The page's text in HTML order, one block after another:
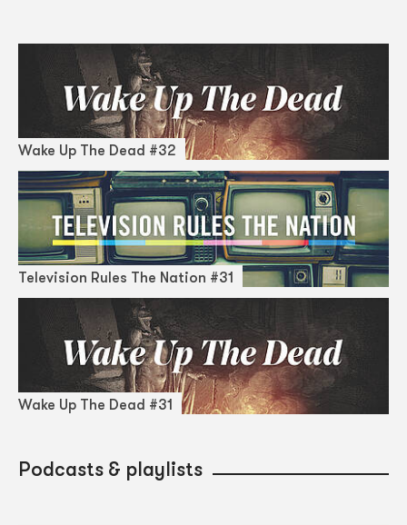
Wake Up The Dead #32
Television Rules The Nation #31
Wake Up The Dead #31
Podcasts & playlists